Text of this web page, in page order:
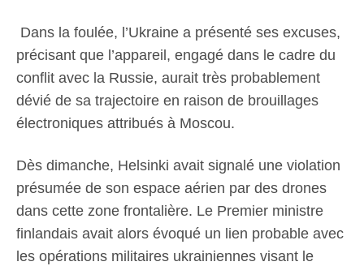
Dans la foulée, l’Ukraine a présenté ses excuses,
précisant que l’appareil, engagé dans le cadre du
conflit avec la Russie, aurait très probablement
dévié de sa trajectoire en raison de brouillages
électroniques attribués à Moscou.
Dès dimanche, Helsinki avait signalé une violation
présumée de son espace aérien par des drones
dans cette zone frontalière. Le Premier ministre
finlandais avait alors évoqué un lien probable avec
les opérations militaires ukrainiennes visant le